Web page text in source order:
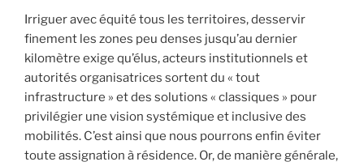
Irriguer avec équité tous les territoires, desservir
finement les zones peu denses jusqu’au dernier
kilomètre exige qu’élus, acteurs institutionnels et
autorités organisatrices sortent du « tout
infrastructure » et des solutions « classiques » pour
privilégier une vision systémique et inclusive des
mobilités. C’est ainsi que nous pourrons enfin éviter
toute assignation à résidence. Or, de manière générale,